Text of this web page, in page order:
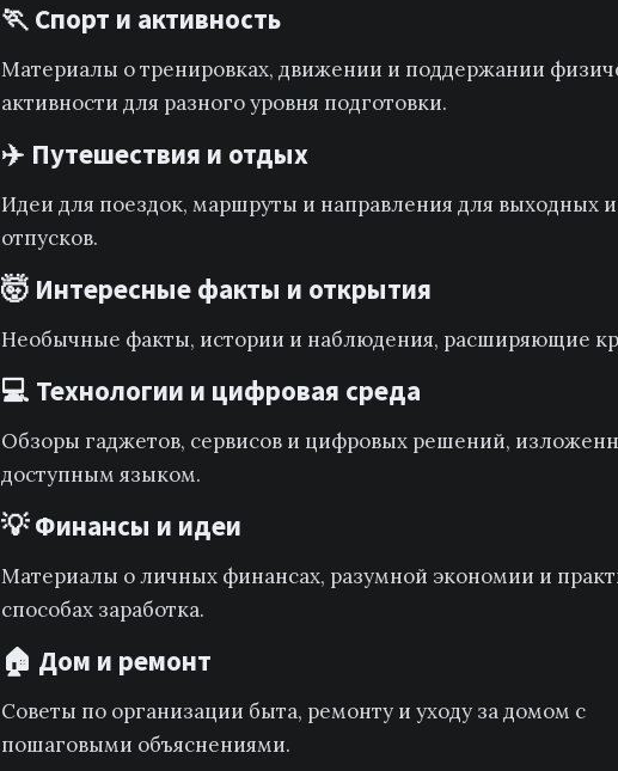
🏃 Спорт и активность
Материалы о тренировках, движении и поддержании
активности для разного уровня подготовки.
✈️ Путешествия и отдых
Идеи для поездок, маршруты и направления для выходных и
отпусков.
🤯 Интересные факты и открытия
Необычные факты, истории и наблюдения, расширяющие
💻 Технологии и цифровая среда
Обзоры гаджетов, сервисов и цифровых решений,
доступным языком.
💡 Финансы и идеи
Материалы о личных финансах, разумной экономии и
способах заработка.
🏠 Дом и ремонт
Советы по организации быта, ремонту и уходу за домом с
пошаговыми объяснениями.